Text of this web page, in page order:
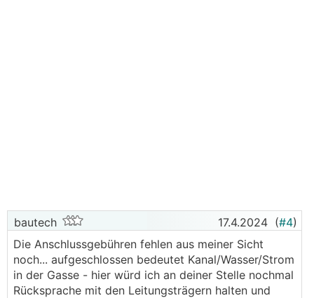
bautech 17.4.2024 (#4)
Die Anschlussgebühren fehlen aus meiner Sicht
noch... aufgeschlossen bedeutet Kanal/Wasser/Strom
in der Gasse - hier würd ich an deiner Stelle nochmal
Rücksprache mit den Leitungsträgern halten und